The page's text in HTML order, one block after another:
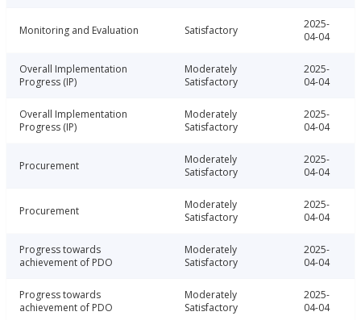
Monitoring and Evaluation Satisfactory
2025-
04-04
Overall Implementation
Progress (IP)
Moderately
Satisfactory
2025-
04-04
Overall Implementation
Progress (IP)
Moderately
Satisfactory
2025-
04-04
Procurement
Moderately
Satisfactory
2025-
04-04
Procurement
Moderately
Satisfactory
2025-
04-04
Progress towards
achievement of PDO
Moderately
Satisfactory
2025-
04-04
Progress towards
achievement of PDO
Moderately
Satisfactory
2025-
04-04